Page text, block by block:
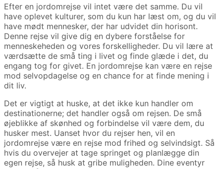
Efter en jordomrejse vil intet være det samme. Du vil
have oplevet kulturer, som du kun har læst om, og du vil
have mødt mennesker, der har udvidet din horisont.
Denne rejse vil give dig en dybere forståelse for
menneskeheden og vores forskelligheder. Du vil lære at
værdsætte de små ting i livet og finde glæde i det, du
engang tog for givet. En jordomrejse kan være en rejse
mod selvopdagelse og en chance for at finde mening i
dit liv.
Det er vigtigt at huske, at det ikke kun handler om
destinationerne; det handler også om rejsen. De små
øjeblikke af skønhed og forbindelse vil være dem, du
husker mest. Uanset hvor du rejser hen, vil en
jordomrejse være en rejse mod frihed og selvindsigt. Så
hvis du overvejer at tage springet og planlægge din
egen rejse, så husk at gribe muligheden. Dine eventyr